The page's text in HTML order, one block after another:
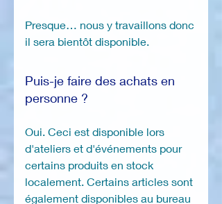
Presque… nous y travaillons donc
il sera bientôt disponible.
Puis-je faire des achats en
personne ?
Oui. Ceci est disponible lors
d'ateliers et d'événements pour
certains produits en stock
localement. Certains articles sont
également disponibles au bureau